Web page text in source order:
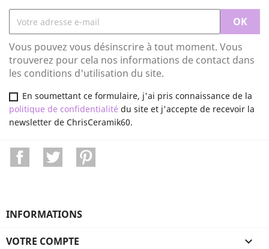
Vous pouvez vous désinscrire à tout moment. Vous
trouverez pour cela nos informations de contact dans
les conditions d'utilisation du site.
En soumettant ce formulaire, j'ai pris connaissance de la
politique de confidentialité du site et j'accepte de recevoir la
newsletter de ChrisCeramik60.
FacebookTwitter
INFORMATIONS
VOTRE COMPTE 